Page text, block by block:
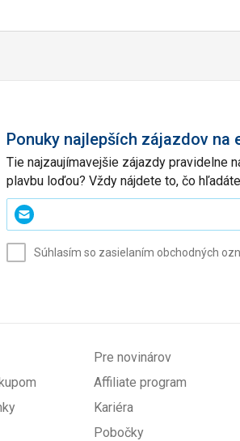
Ponuky najlepších zájazdov na
Tie najzaujímavejšie zájazdy pravidelne
plavbu loďou? Vždy nájdete to, čo
Zadajte
svoj
Súhlasím so zasielaním obchodných
Pre novinárov
Affiliate program
Kariéra
Pobočky